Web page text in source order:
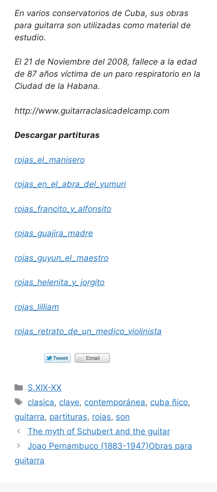
En varios conservatorios de Cuba, sus obras
para guitarra son utilizadas como material de
estudio.
El 21 de Noviembre del 2008, fallece a la edad
de 87 años víctima de un paro respiratorio en la
Ciudad de la Habana.
http://www.guitarraclasicadelcamp.com
Descargar partituras
rojas_el_manisero
rojas_en_el_abra_del_yumuri
rojas_francito_y_alfonsito
rojas_guajira_madre
rojas_guyun_el_maestro
rojas_helenita_y_jorgito
rojas_lilliam
rojas_retrato_de_un_medico_violinista
Categorías
S.XIX-XX
Etiquetas
clasica, clave, contemporánea, cuba ñico,
guitarra, partituras, rojas, son
The myth of Schubert and the guitar
Joao Pernambuco (1883-1947)Obras para
guitarra